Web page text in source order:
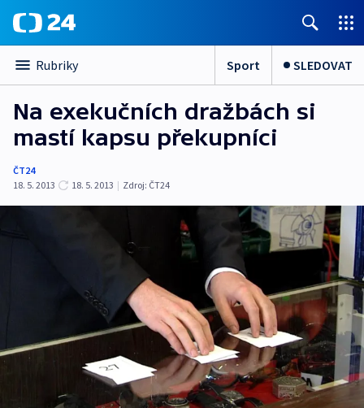
Rubriky Sport SLEDOVAT
Na exekučních dražbách si
mastí kapsu překupníci
ČT24
18. 5. 2013
18. 5. 2013 | Zdroj: ČT24